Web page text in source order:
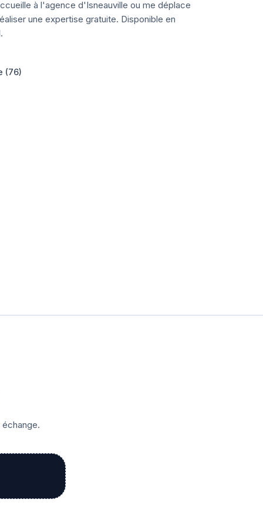
à l'agence d'Isneauville ou me déplace
une expertise gratuite. Disponible en
(76)